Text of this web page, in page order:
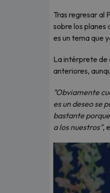
Tras regresar al
sobre los
es un tema que
La intérprete de
anteriores,
"Obviamente
es un deseo se
bastante
a los nuestros",